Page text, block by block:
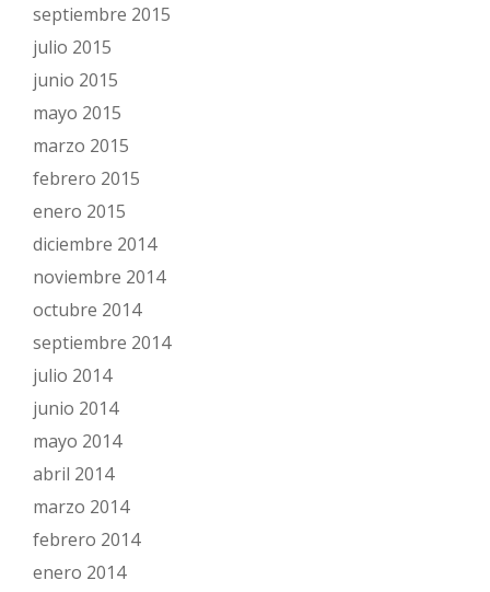
septiembre 2015
julio 2015
junio 2015
mayo 2015
marzo 2015
febrero 2015
enero 2015
diciembre 2014
noviembre 2014
octubre 2014
septiembre 2014
julio 2014
junio 2014
mayo 2014
abril 2014
marzo 2014
febrero 2014
enero 2014